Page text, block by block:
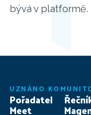
bývá v platformě.
UZNÁNO
Pořadatel
Meet